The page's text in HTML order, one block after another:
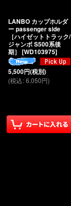
LANBO カップホルダ
ー passenger side
［ハイゼットトラック/
ジャンボ S500系後
期］ [WD103975]
5,500円(税別)
(税込:6,050円)